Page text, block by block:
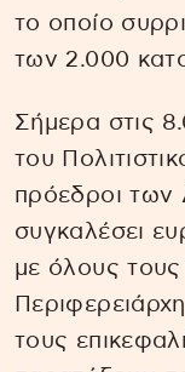
το οποίο
των 2.000
Σήμερα στις
του
πρόεδροι των
συγκαλέσει
με όλους τους
τους